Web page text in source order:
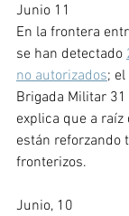
Junio 11
En la frontera
se han detectado
no autorizados;
Brigada Militar
explica que a raíz
están reforzando
fronterizos.
Junio, 10